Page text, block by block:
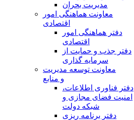
مدیریت بحران
معاونت هماهنگی امور
اقتصادی
دفتر هماهنگی امور
اقتصادی
دفتر جذب و حمایت از
سرمایه گذاری
معاونت توسعه مدیریت
و منابع
دفتر فناوری اطلاعات،
امنیت فضای مجازی و
شبکه دولت
دفتر برنامه ریزی